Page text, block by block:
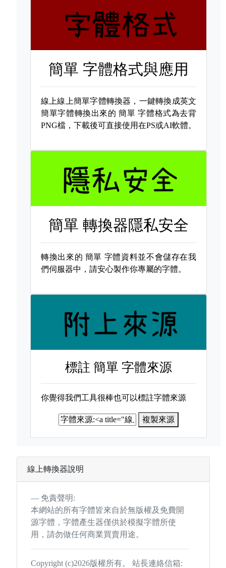
簡單 字體格式與應用
線上線上簡單字體轉換器，一鍵轉換成英文
簡單字體轉換出來的簡單 字體格式為去背
PNG檔，下載後可直接使用在PS或AI軟體。
簡單 轉換器隱私安全
轉換出來的 簡單 字體資料並不會儲存在我
們伺服器中，請安心製作你專屬的字體。
標註 簡單 字體來源
你覺得我們工具很棒也可以標註字體來源
複製來源
線上轉換器說明
免責聲明:
本網站的所有字體皆來自於無版權及免費開
源字體，字體產生器僅供於模擬字體所使
用，請勿做任何商業買賣用途。
Copyright (c)2026版權所有。 站長連絡信箱: